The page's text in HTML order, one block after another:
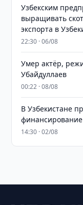
Узбекским
выращивать
экспорта в
22:30 · 06/08
Умер актёр,
Убайдуллаев
00:22 · 08/08
В Узбекистане
14:30 · 02/08